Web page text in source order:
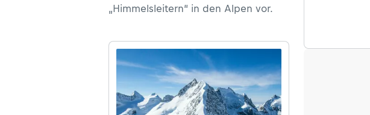
„Himmelsleitern“ in den Alpen vor.